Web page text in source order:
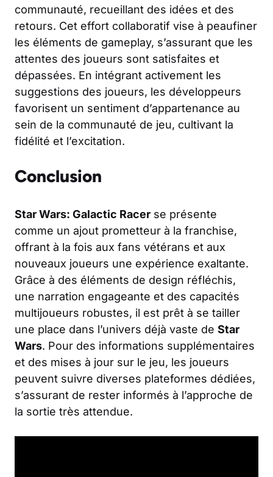
communauté, recueillant des idées et des
retours. Cet effort collaboratif vise à peaufiner
les éléments de gameplay, s’assurant que les
attentes des joueurs sont satisfaites et
dépassées. En intégrant activement les
suggestions des joueurs, les développeurs
favorisent un sentiment d’appartenance au
sein de la communauté de jeu, cultivant la
fidélité et l’excitation.
Conclusion
Star Wars: Galactic Racer se présente
comme un ajout prometteur à la franchise,
offrant à la fois aux fans vétérans et aux
nouveaux joueurs une expérience exaltante.
Grâce à des éléments de design réfléchis,
une narration engageante et des capacités
multijoueurs robustes, il est prêt à se tailler
une place dans l’univers déjà vaste de Star
Wars. Pour des informations supplémentaires
et des mises à jour sur le jeu, les joueurs
peuvent suivre diverses plateformes dédiées,
s’assurant de rester informés à l’approche de
la sortie très attendue.